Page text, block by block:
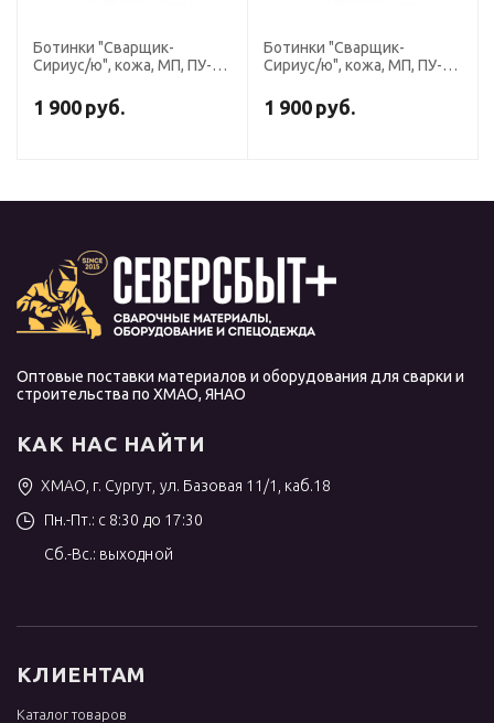
Ботинки "Сварщик-
Сириус/ю", кожа, МП, ПУ-
1 900 руб.
Ботинки "Сварщик-
Сириус/ю", кожа, МП, ПУ-
1 900 руб.
Оптовые поставки материалов и оборудования для сварки и
строительства по ХМАО, ЯНАО
КАК НАС НАЙТИ
ХМАО, г. Сургут, ул. Базовая 11/1, каб.18
Пн.-Пт.: с 8:30 до 17:30
Сб.-Вс.: выходной
КЛИЕНТАМ
Каталог товаров